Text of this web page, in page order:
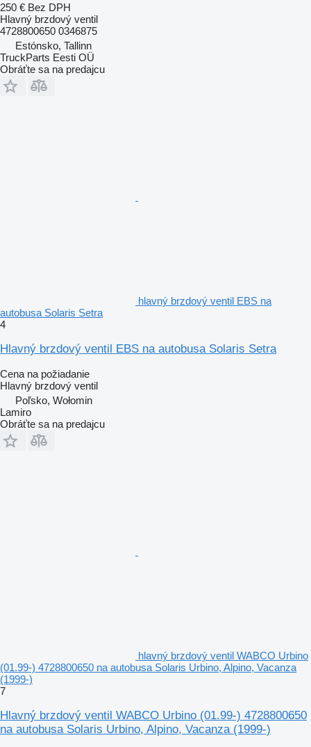
250 € Bez DPH
Hlavný brzdový ventil
4728800650 0346875
Estónsko, Tallinn
TruckParts Eesti OÜ
Obráťte sa na predajcu
hlavný brzdový ventil EBS na
autobusa Solaris Setra
4
Hlavný brzdový ventil EBS na autobusa Solaris Setra
Cena na požiadanie
Hlavný brzdový ventil
Poľsko, Wołomin
Lamiro
Obráťte sa na predajcu
hlavný brzdový ventil WABCO Urbino
(01.99-) 4728800650 na autobusa Solaris Urbino, Alpino, Vacanza
(1999-)
7
Hlavný brzdový ventil WABCO Urbino (01.99-) 4728800650
na autobusa Solaris Urbino, Alpino, Vacanza (1999-)